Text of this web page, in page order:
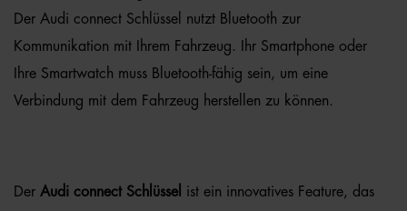
Der Audi connect Schlüssel nutzt Bluetooth zur
Kommunikation mit Ihrem Fahrzeug. Ihr Smartphone oder
Ihre Smartwatch muss Bluetooth-fähig sein, um eine
Verbindung mit dem Fahrzeug herstellen zu können.
Der Audi connect Schlüssel
ist ein innovatives Feature, das